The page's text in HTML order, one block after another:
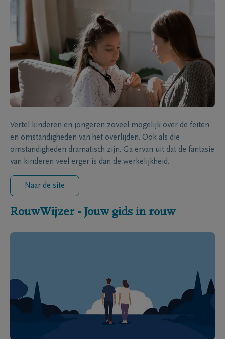
Vertel kinderen en jongeren zoveel mogelijk over de feiten
en omstandigheden van het overlijden. Ook als die
omstandigheden dramatisch zijn. Ga ervan uit dat de fantasie
van kinderen veel erger is dan de werkelijkheid.
Naar de site
RouwWijzer - Jouw gids in rouw